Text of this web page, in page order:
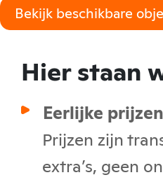
Bekijk beschikbare
Hier staan
Eerlijke prijzen
Prijzen zijn
extra’s, geen